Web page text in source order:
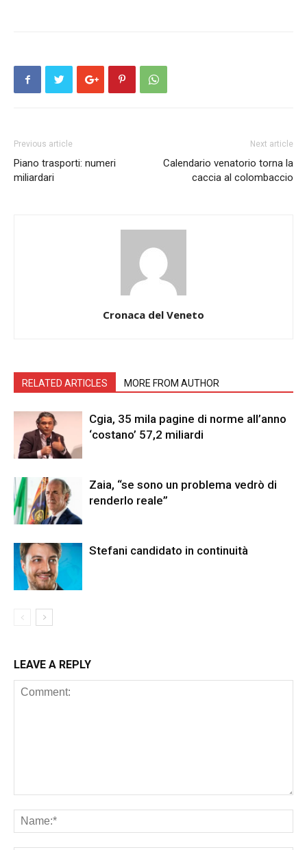
Previous article
Piano trasporti: numeri
miliardari
Next article
Calendario venatorio torna la
caccia al colombaccio
Cronaca del Veneto
RELATED ARTICLES MORE FROM AUTHOR
Cgia, 35 mila pagine di norme all’anno
‘costano’ 57,2 miliardi
Zaia, “se sono un problema vedrò di
renderlo reale”
Stefani candidato in continuità
LEAVE A REPLY